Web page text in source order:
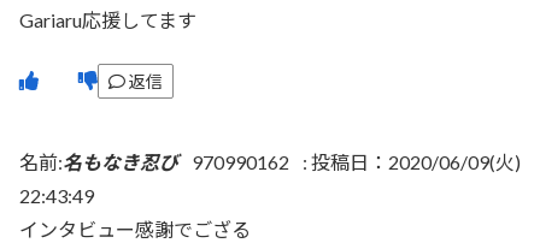
Gariaru応援してます
返信
名前:名もなき忍び 970990162 : 投稿日：2020/06/09(火)
22:43:49
インタビュー感謝でござる